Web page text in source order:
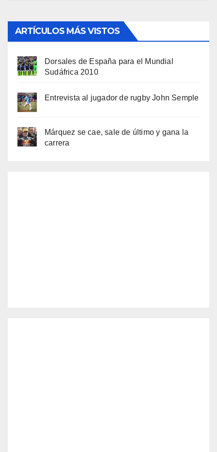
ARTÍCULOS MÁS VISTOS
Dorsales de España para el Mundial
Sudáfrica 2010
Entrevista al jugador de rugby John Semple
Márquez se cae, sale de último y gana la
carrera